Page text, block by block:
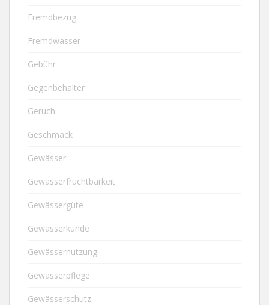
Fremdbezug
Fremdwasser
Gebühr
Gegenbehälter
Geruch
Geschmack
Gewässer
Gewässerfruchtbarkeit
Gewässergüte
Gewässerkunde
Gewässernutzung
Gewässerpflege
Gewässerschutz